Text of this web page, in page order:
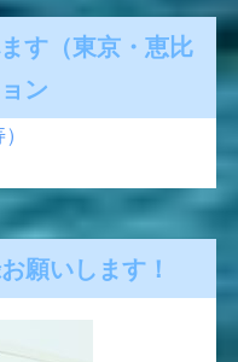
す（東京・恵比
ン
願いします！